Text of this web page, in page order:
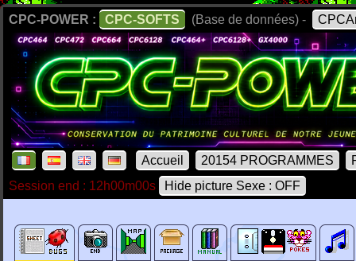
CPC-POWER : CPC-SOFTS (Base de données) -
Accueil 20154 PROGRAMMES
Session end : 12h00m00s
Hide picture Sexe : OFF